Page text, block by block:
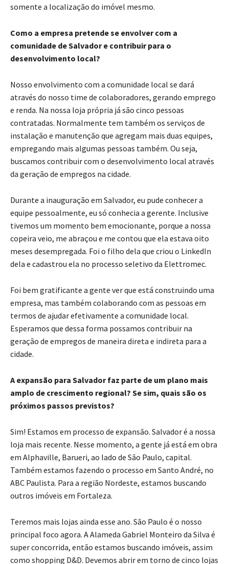
somente a localização do imóvel mesmo.
Como a empresa pretende se envolver com a
comunidade de Salvador e contribuir para o
desenvolvimento local?
Nosso envolvimento com a comunidade local se dará
através do nosso time de colaboradores, gerando emprego
e renda. Na nossa loja própria já são cinco pessoas
contratadas. Normalmente tem também os serviços de
instalação e manutenção que agregam mais duas equipes,
empregando mais algumas pessoas também. Ou seja,
buscamos contribuir com o desenvolvimento local através
da geração de empregos na cidade.
Durante a inauguração em Salvador, eu pude conhecer a
equipe pessoalmente, eu só conhecia a gerente. Inclusive
tivemos um momento bem emocionante, porque a nossa
copeira veio, me abraçou e me contou que ela estava oito
meses desempregada. Foi o filho dela que criou o LinkedIn
dela e cadastrou ela no processo seletivo da Elettromec.
Foi bem gratificante a gente ver que está construindo uma
empresa, mas também colaborando com as pessoas em
termos de ajudar efetivamente a comunidade local.
Esperamos que dessa forma possamos contribuir na
geração de empregos de maneira direta e indireta para a
cidade.
A expansão para Salvador faz parte de um plano mais
amplo de crescimento regional? Se sim, quais são os
próximos passos previstos?
Sim! Estamos em processo de expansão. Salvador é a nossa
loja mais recente. Nesse momento, a gente já está em obra
em Alphaville, Barueri, ao lado de São Paulo, capital.
Também estamos fazendo o processo em Santo André, no
ABC Paulista. Para a região Nordeste, estamos buscando
outros imóveis em Fortaleza.
Teremos mais lojas ainda esse ano. São Paulo é o nosso
principal foco agora. A Alameda Gabriel Monteiro da Silva é
super concorrida, então estamos buscando imóveis, assim
como shopping D&D. Devemos abrir em torno de cinco lojas